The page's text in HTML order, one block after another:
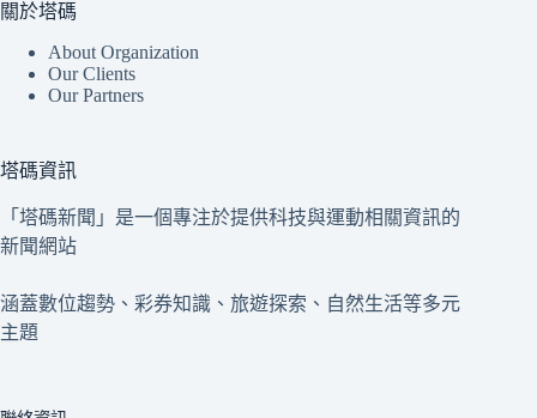
關於塔碼
About Organization
Our Clients
Our Partners
塔碼資訊
「塔碼新聞」是一個專注於提供科技與運動相關資訊的
新聞網站
涵蓋數位趨勢、彩券知識、旅遊探索、自然生活等多元
主題